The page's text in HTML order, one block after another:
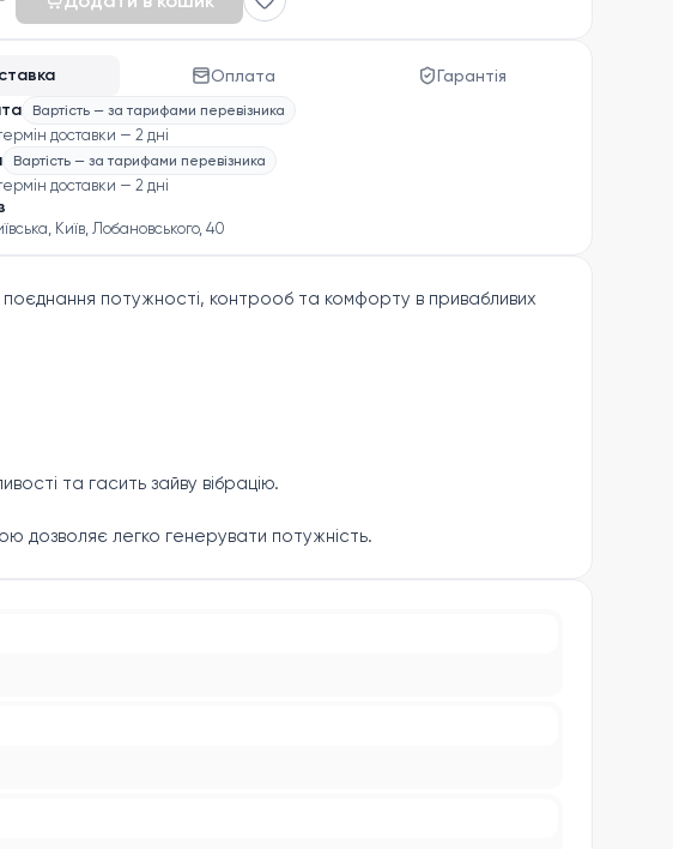
Оплата Гарантія
Вартість — за тарифами перевізника
доставки — 2 дні
Вартість — за тарифами перевізника
доставки — 2 дні
Київ, Лобановського, 40
потужності, контрооб та комфорту в привабливих
та гасить зайву вібрацію.
дозволяє легко генерувати потужність.